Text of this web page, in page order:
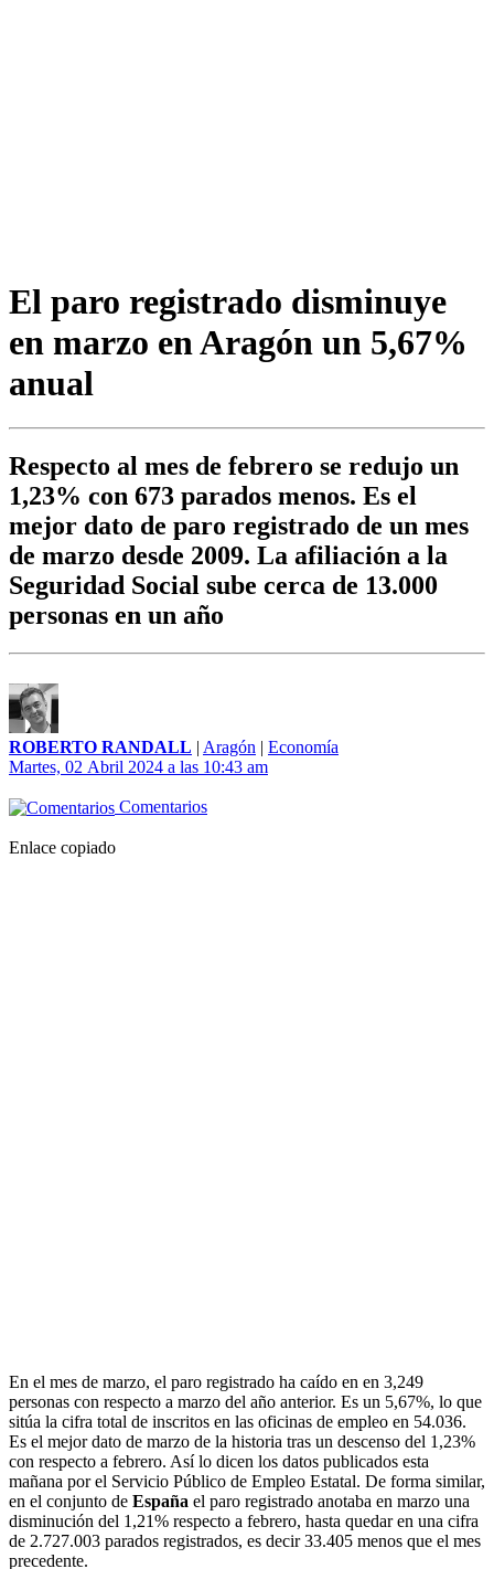
El paro registrado disminuye
en marzo en Aragón un 5,67%
anual
Respecto al mes de febrero se redujo un
1,23% con 673 parados menos. Es el
mejor dato de paro registrado de un mes
de marzo desde 2009. La afiliación a la
Seguridad Social sube cerca de 13.000
personas en un año
ROBERTO RANDALL | Aragón | Economía
Martes, 02 Abril 2024 a las 10:43 am
Comentarios
Enlace copiado
En el mes de marzo, el paro registrado ha caído en en 3,249
personas con respecto a marzo del año anterior. Es un 5,67%, lo que
sitúa la cifra total de inscritos en las oficinas de empleo en 54.036.
Es el mejor dato de marzo de la historia tras un descenso del 1,23%
con respecto a febrero. Así lo dicen los datos publicados esta
mañana por el Servicio Público de Empleo Estatal. De forma similar,
en el conjunto de España el paro registrado anotaba en marzo una
disminución del 1,21% respecto a febrero, hasta quedar en una cifra
de 2.727.003 parados registrados, es decir 33.405 menos que el mes
precedente.